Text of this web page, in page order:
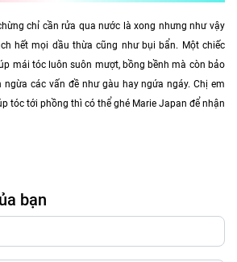
chỉ cần rửa qua nước là xong nhưng như vậy
hết mọi dầu thừa cũng như bụi bẩn. Một chiếc
mái tóc luôn suôn mượt, bồng bềnh mà còn bảo
ngừa các vấn đề như gàu hay ngứa ngáy. Chị em
tóc tới phồng thì có thể ghé Marie Japan để nhận
bạn